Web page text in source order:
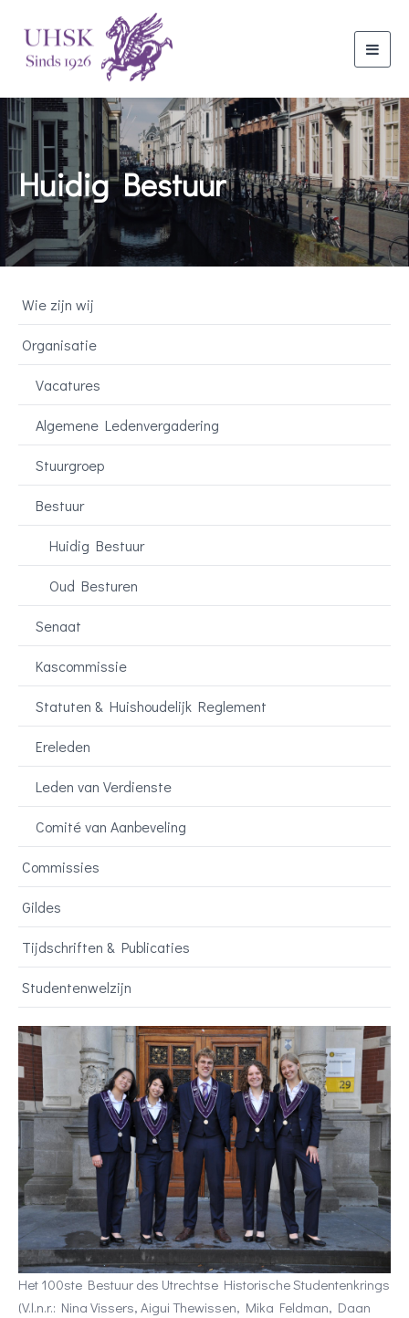
Huidig Bestuur
Wie zijn wij
Organisatie
Vacatures
Algemene Ledenvergadering
Stuurgroep
Bestuur
Huidig Bestuur
Oud Besturen
Senaat
Kascommissie
Statuten & Huishoudelijk Reglement
Ereleden
Leden van Verdienste
Comité van Aanbeveling
Commissies
Gildes
Tijdschriften & Publicaties
Studentenwelzijn
Het 100ste Bestuur des Utrechtse Historische Studentenkrings
(V.l.n.r.: Nina Vissers, Aigui Thewissen, Mika Feldman, Daan